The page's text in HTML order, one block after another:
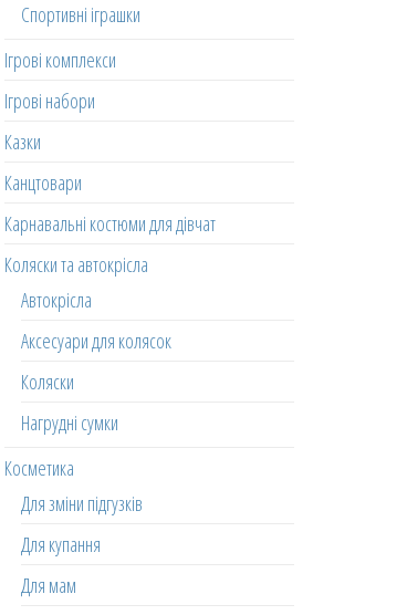
Спортивні іграшки
Ігрові комплекси
Ігрові набори
Казки
Канцтовари
Карнавальні костюми для дівчат
Коляски та автокрісла
Автокрісла
Аксесуари для колясок
Коляски
Нагрудні сумки
Косметика
Для зміни підгузків
Для купання
Для мам